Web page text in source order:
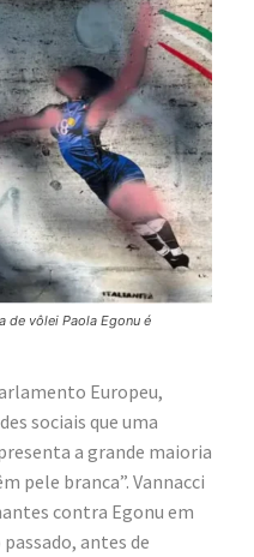
de vôlei Paola Egonu é
Europeu,
sociais que uma
a grande maioria
pele branca”. Vannacci
contra Egonu em
antes de